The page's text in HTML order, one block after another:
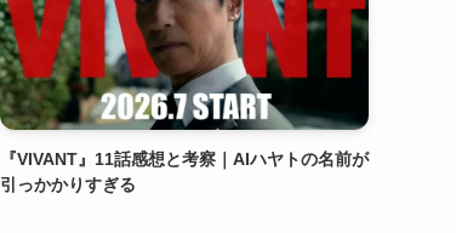
『VIVANT』11話感想と考察｜AIハヤトの名前が
引っかかりすぎる